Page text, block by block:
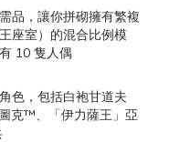
品，讓你拼砌擁有繁複
座室）的混合比例模
10 隻人偶
色，包括白袍甘道夫
克™、「伊力薩王」亞